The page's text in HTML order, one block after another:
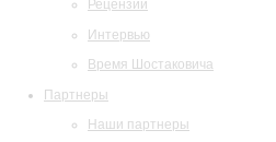
Рецензии
Интервью
Время Шостаковича
Партнеры
Наши партнеры